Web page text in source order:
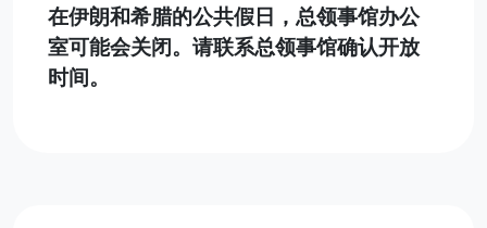
在伊朗和希腊的公共假日，总领事馆办公
室可能会关闭。请联系总领事馆确认开放
时间。